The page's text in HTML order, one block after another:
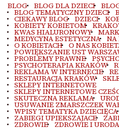
BLOG BLOG DLA DZIECI
BLOG TEMATYCZNY DZIECI
CIEKAWY BLOG DZIECI
KOBIETY KOBIETOM
KWAS HIALURONOWY
MEDYCYNA ESTETYCZNA NA
O KOBIETACH O NAS
POWIĘKSZANIE UST
PROBLEMY PRAWNE
PSYCHOTERAPIA KRAKÓW
REKLAMA W INTERNECIE
RESTAURACJA KRAKÓW
SKLEPY INTERNETOWE
SKLEPY INTERNETOWE
SKUTECZNA REKLAMA
USUWANIE ZMARSZCZEK
WPISY TEMATYKA DZIECIĘCA
ZABIEGI UPIEKSZAJACE
ZDROWIE ZDROWIE I URODA